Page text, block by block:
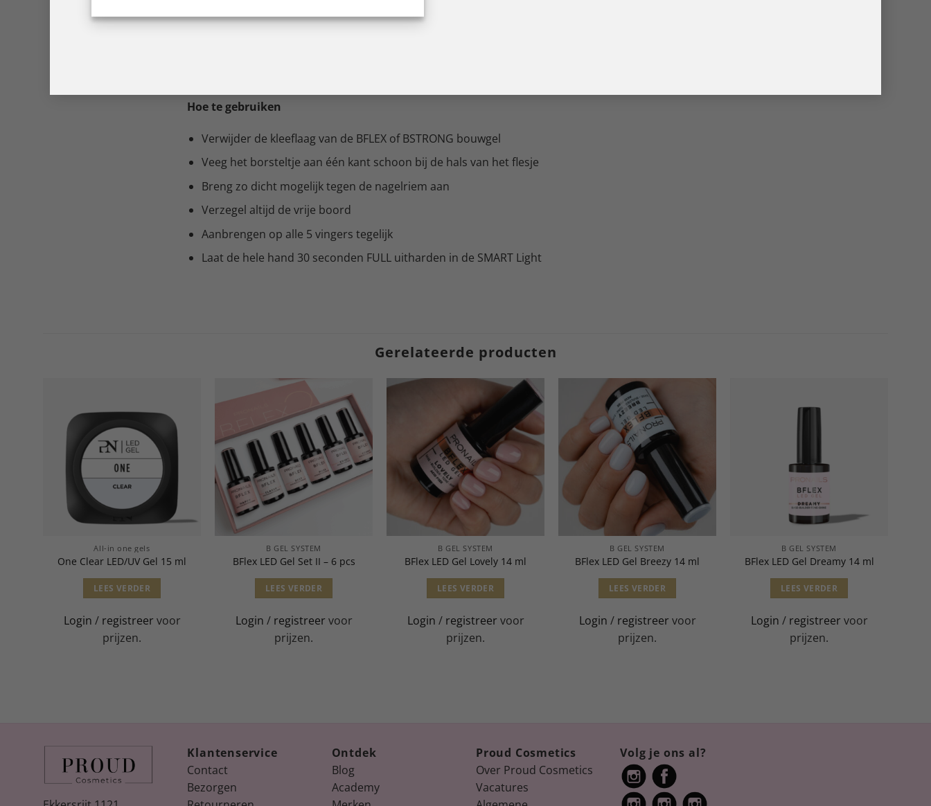
BSTRONG Clear. Gebruik gewoon hetzelfde flesje BFLEX of BSTRONG als waarmee je de nagel hebt opgebouwd. Zo kan je met slechts
Hoe te gebruiken
Verwijder de kleeflaag van de BFLEX of BSTRONG bouwgel
Veeg het borsteltje aan één kant schoon bij de hals van het flesje
Breng zo dicht mogelijk tegen de nagelriem aan
Verzegel altijd de vrije boord
Aanbrengen op alle 5 vingers tegelijk
Laat de hele hand 30 seconden FULL uitharden in de SMART Light
Gerelateerde producten
All-in one gels
One Clear LED/UV Gel 15 ml
LEES VERDER
Login / registreer voor
prijzen.
B GEL SYSTEM
BFlex LED Gel Set II – 6 pcs
LEES VERDER
Login / registreer voor
prijzen.
B GEL SYSTEM
BFlex LED Gel Lovely 14 ml
LEES VERDER
Login / registreer voor
prijzen.
B GEL SYSTEM
BFlex LED Gel Breezy 14 ml
LEES VERDER
Login / registreer voor
prijzen.
B GEL SYSTEM
BFlex LED Gel Dreamy 14 ml
LEES VERDER
Login / registreer voor
prijzen.
Klantenservice
Contact
Bezorgen
Ontdek
Blog
Academy
Proud Cosmetics
Over Proud Cosmetics
Vacatures
Volg je ons al?